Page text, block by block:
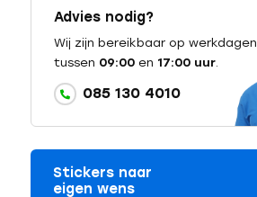
Advies nodig?
Wij zijn bereikbaar op werkdagen
tussen 09:00en 17:00 uur.
085 130 4010
Stickers naar
eigen wens